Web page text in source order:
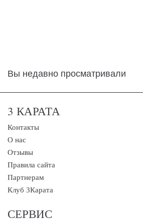
Вы недавно просматривали
3 КАРАТА
Контакты
О нас
Отзывы
Правила сайта
Партнерам
Клуб 3Карата
СЕРВИС